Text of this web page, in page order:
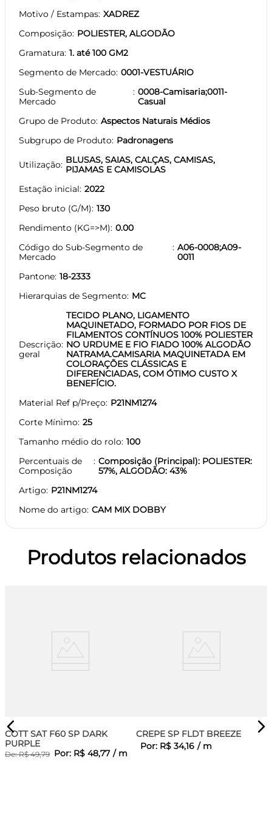
Motivo / Estampas XADREZ
Composição POLIESTER, ALGODÃO
Gramatura 1. até 100 GM2
Segmento de Mercado 0001-VESTUÁRIO
Sub-Segmento de
Mercado
0008-Camisaria;0011-
Casual
Grupo de Produto Aspectos Naturais Médios
Subgrupo de Produto Padronagens
Utilização BLUSAS, SAIAS, CALÇAS, CAMISAS,
PIJAMAS E CAMISOLAS
Estação inicial 2022
Peso bruto (G/M) 130
Rendimento (KG=>M) 0.00
Código do Sub-Segmento de
Mercado
A06-0008;A09-
0011
Pantone 18-2333
Hierarquias de Segmento MC
Descrição
geral
TECIDO PLANO, LIGAMENTO
MAQUINETADO, FORMADO POR FIOS DE
FILAMENTOS CONTÍNUOS 100% POLIESTER
NO URDUME E FIO FIADO 100% ALGODÃO
NATRAMA.CAMISARIA MAQUINETADA EM
COLORAÇÕES CLÁSSICAS E
DIFERENCIADAS, COM ÓTIMO CUSTO X
BENEFÍCIO.
Material Ref p/Preço P21NM1274
Corte Mínimo 25
Tamanho médio do rolo 100
Percentuais de
Composição
Composição (Principal): POLIESTER:
57%, ALGODÃO: 43%
Artigo P21NM1274
Nome do artigo CAM MIX DOBBY
Produtos relacionados
COTT SAT F60 SP DARK
PURPLE
De:R$ 49,79 Por: R$ 48,77 / m
CREPE SP FLDT BREEZE
Por: R$ 34,16 / m